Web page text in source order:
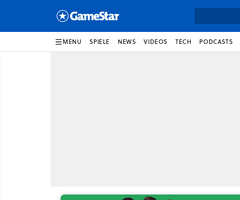
MENU SPIELE NEWS VIDEOS TECH PODCASTS